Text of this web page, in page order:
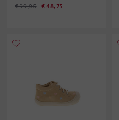
€ 99,95 € 48,75